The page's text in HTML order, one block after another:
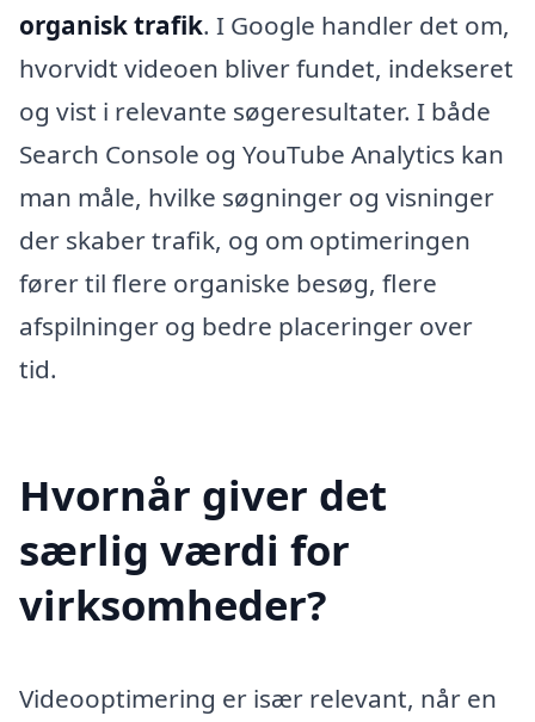
organisk trafik. I Google handler det om,
hvorvidt videoen bliver fundet, indekseret
og vist i relevante søgeresultater. I både
Search Console og YouTube Analytics kan
man måle, hvilke søgninger og visninger
der skaber trafik, og om optimeringen
fører til flere organiske besøg, flere
afspilninger og bedre placeringer over
tid.
Hvornår giver det
særlig værdi for
virksomheder?
Videooptimering er især relevant, når en